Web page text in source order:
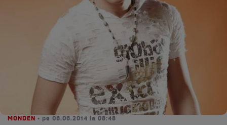
MONDEN • pe 06.06.2014 la 08:48